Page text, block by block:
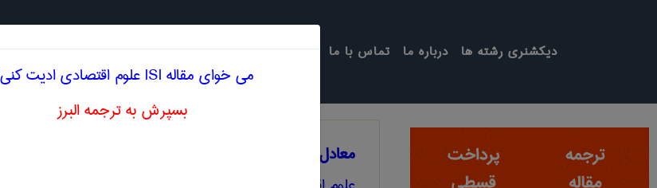
تماس با ما درباره ما دیکشنری رشته ها
معادل انگلیسی خط بازار سرمایه
می خوای مقاله ISI علوم اقتصادی ادیت کنی!؟
بسپرش به ترجمه البرز